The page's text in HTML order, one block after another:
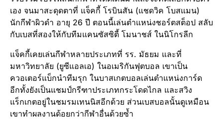
เอง จนมาสะดุดตาที่ แจ็คกี้ โรบินสัน (แชดวิค โบสแมน)
นักกีฬาผิวดำ อายุ 26 ปี ตอนนี้เล่นตำแหน่งชอร์ตสต็อป สลับ
กับเบสที่สองให้กับทีมแคนซัสซิตี้ โมนาชส์ ในนิโกรลีก
แจ็คกี้เคยเล่นกีฬาหลายประเภทที่ รร. มัธยม และที่
มหาวิทยาลัย (ยูซีแอลเอ) ในอเมริกันฟุตบอล เขาเป็น
ควอเตอร์แบ็กนำทีมรุก ในบาสเกตบอลเล่นตำแหน่งการ์ด
อีกทั้งยังเป็นแชมป์กรีฑาประเภทกระโดดไกล และสวิง
แร็กเกตอยู่ในชมรมเทนนิสอีกด้วย ส่วนเบสบอลนั้นดูเหมือน
เขาทำผลงานด้อยกว่ากีฬาอื่นด้วยซ้ำ